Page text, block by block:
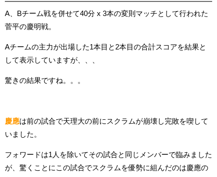
A、Bチーム戦を併せて40分 x 3本の変則マッチとして行われた
菅平の慶明戦。
Aチームの主力が出場した1本目と2本目の合計スコアを結果と
して表示していますが、、、
驚きの結果ですね。。。
慶應は前の試合で天理大の前にスクラムが崩壊し完敗を喫して
いました。
フォワードは1人を除いてその試合と同じメンバーで臨みました
が、驚くことにこの試合でスクラムを優勢に組んだのは慶應の